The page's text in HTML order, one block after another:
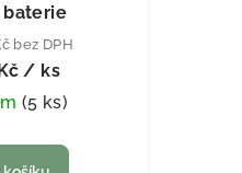
baterie
bez DPH
/ ks
(5 ks)